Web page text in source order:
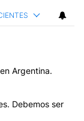
Argentina.
Debemos ser